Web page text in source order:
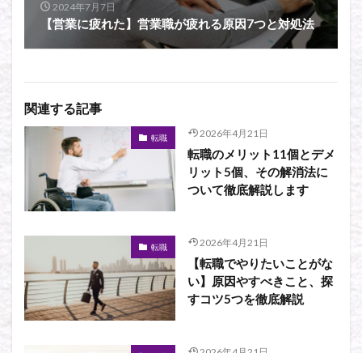
2024年7月7日
【営業に疲れた】営業職が疲れる原因7つと対処法
関連する記事
転職 2026年4月21日
転職のメリット11個とデメ
リット5個、その解消法に
ついて徹底解説します
転職 2026年4月21日
【転職でやりたいことがな
い】原因やすべきこと、探
すコツ5つを徹底解説